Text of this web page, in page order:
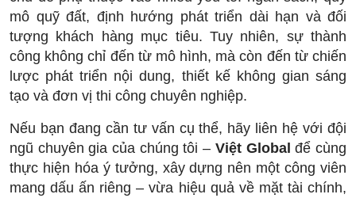
mô quỹ đất, định hướng phát triển dài hạn và đối
tượng khách hàng mục tiêu. Tuy nhiên, sự thành
công không chỉ đến từ mô hình, mà còn đến từ chiến
lược phát triển nội dung, thiết kế không gian sáng
tạo và đơn vị thi công chuyên nghiệp.
Nếu bạn đang cần tư vấn cụ thể, hãy liên hệ với đội
ngũ chuyên gia của chúng tôi – Việt Global để cùng
thực hiện hóa ý tưởng, xây dựng nên một công viên
mang dấu ấn riêng – vừa hiệu quả về mặt tài chính,